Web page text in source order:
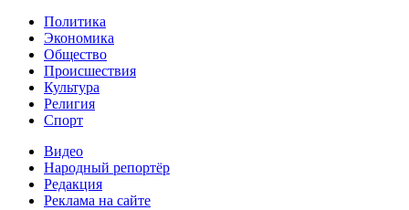
Политика
Экономика
Общество
Происшествия
Культура
Религия
Спорт
Видео
Народный репортёр
Редакция
Реклама на сайте